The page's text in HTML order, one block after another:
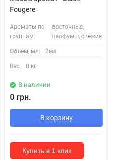
Fougere
Ароматы по
группам:
восточные,
парфумы, свежие
Объем, мл: 2мл
Вес: 0 кг
В наличии
0 грн.
В корзину
Купить в 1 клик